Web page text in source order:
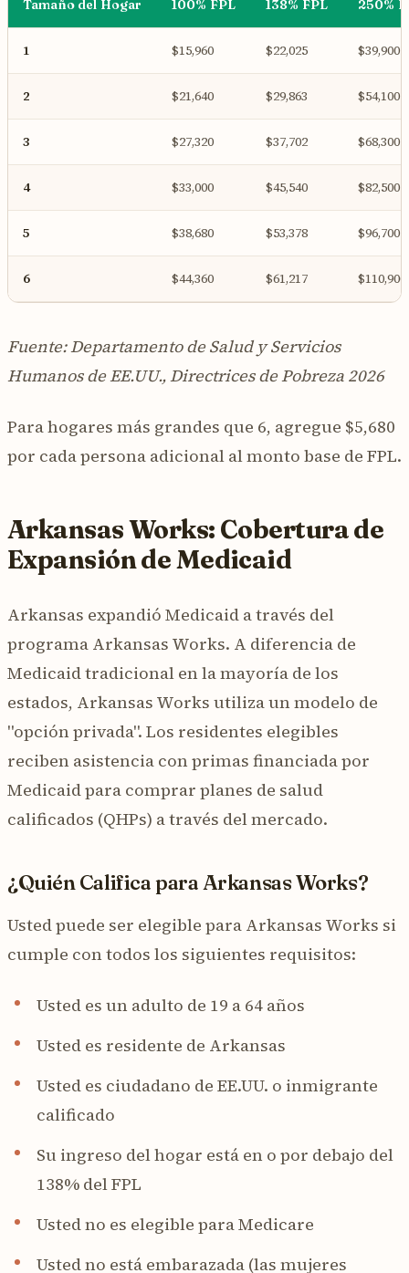
Tamaño del Hogar 100% FPL 138% FPL 250%
1 $15,960 $22,025 $39,900
2 $21,640 $29,863 $54,100
3 $27,320 $37,702 $68,300
4 $33,000 $45,540 $82,500
5 $38,680 $53,378 $96,700
6 $44,360 $61,217 $110,900
Fuente: Departamento de Salud y Servicios
Humanos de EE.UU., Directrices de Pobreza 2026
Para hogares más grandes que 6, agregue $5,680
por cada persona adicional al monto base de FPL.
Arkansas Works: Cobertura de
Expansión de Medicaid
Arkansas expandió Medicaid a través del
programa Arkansas Works. A diferencia de
Medicaid tradicional en la mayoría de los
estados, Arkansas Works utiliza un modelo de
"opción privada". Los residentes elegibles
reciben asistencia con primas financiada por
Medicaid para comprar planes de salud
calificados (QHPs) a través del mercado.
¿Quién Califica para Arkansas Works?
Usted puede ser elegible para Arkansas Works si
cumple con todos los siguientes requisitos:
Usted es un adulto de 19 a 64 años
Usted es residente de Arkansas
Usted es ciudadano de EE.UU. o inmigrante
calificado
Su ingreso del hogar está en o por debajo del
138% del FPL
Usted no es elegible para Medicare
Usted no está embarazada (las mujeres